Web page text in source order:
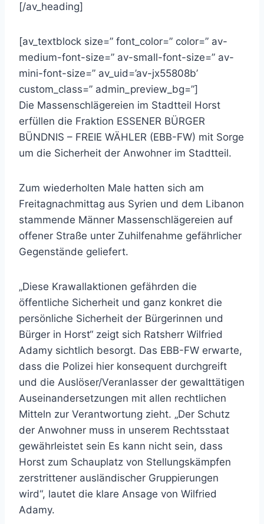
[/av_heading]
[av_textblock size=” font_color=” color=” av-
medium-font-size=” av-small-font-size=” av-
mini-font-size=” av_uid=’av-jx55808b’
custom_class=” admin_preview_bg=”]
Die Massenschlägereien im Stadtteil Horst
erfüllen die Fraktion ESSENER BÜRGER
BÜNDNIS – FREIE WÄHLER (EBB-FW) mit Sorge
um die Sicherheit der Anwohner im Stadtteil.
Zum wiederholten Male hatten sich am
Freitagnachmittag aus Syrien und dem Libanon
stammende Männer Massenschlägereien auf
offener Straße unter Zuhilfenahme gefährlicher
Gegenstände geliefert.
„Diese Krawallaktionen gefährden die
öffentliche Sicherheit und ganz konkret die
persönliche Sicherheit der Bürgerinnen und
Bürger in Horst“ zeigt sich Ratsherr Wilfried
Adamy sichtlich besorgt. Das EBB-FW erwarte,
dass die Polizei hier konsequent durchgreift
und die Auslöser/Veranlasser der gewalttätigen
Auseinandersetzungen mit allen rechtlichen
Mitteln zur Verantwortung zieht. „Der Schutz
der Anwohner muss in unserem Rechtsstaat
gewährleistet sein Es kann nicht sein, dass
Horst zum Schauplatz von Stellungskämpfen
zerstrittener ausländischer Gruppierungen
wird“, lautet die klare Ansage von Wilfried
Adamy.